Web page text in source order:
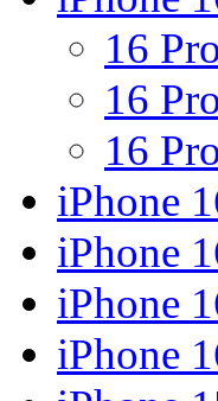
16
16
16
iPhone
iPhone
iPhone
iPhone